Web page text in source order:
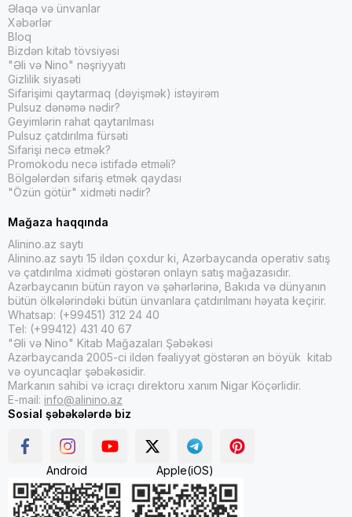
Əlaqə və ünvanlar
Xəbərlər
Bloq
Bizdən kitab tövsiyəsi
"Əli və Nino" nəşriyyatı
Gizlilik siyasəti
Sifarişimi qaytarmaq (dəyişmək) istəyirəm
Pulsuz dənəmə nədir?
Geyimlərin rahat qaytarılması
Pulsuz çatdırılma fürsəti
Sifarişi necə etmək?
Promokodu necə istifadə etməli?
Bölgələrdən sifariş etmək qaydası
"Özün götür" xidməti nədir?
Mağaza haqqında
Alinino.az saytı
Alinino.az saytı 15 ildən çoxdur ki, Azərbaycanda operativ satış
və çatdırılma xidməti göstərən onlayn satış mağazasıdır.
Azərbaycanın bütün rayon və şəhərlərinə, Bakıda və dünyanın
bütün ölkələrindəki bütün ünvanlara çatdırılmanı həyata keçirir.
Whatsap: (+99451) 312 24 40
Tel: (+99412) 431 40 67
"Əli və Nino" Kitab Mağazaları Şəbəkəsi
Azərbaycanda 2005-ci ildən fəaliyyət göstərən ən böyük kitab
və oyuncaqlar şəbəkəsidir.
Markanın sahibi və icraçı direktoru xanım Nigar Köçərlidir.
E-mail: info@alinino.az
Sosial şəbəkələrdə biz
Android Apple(iOS)